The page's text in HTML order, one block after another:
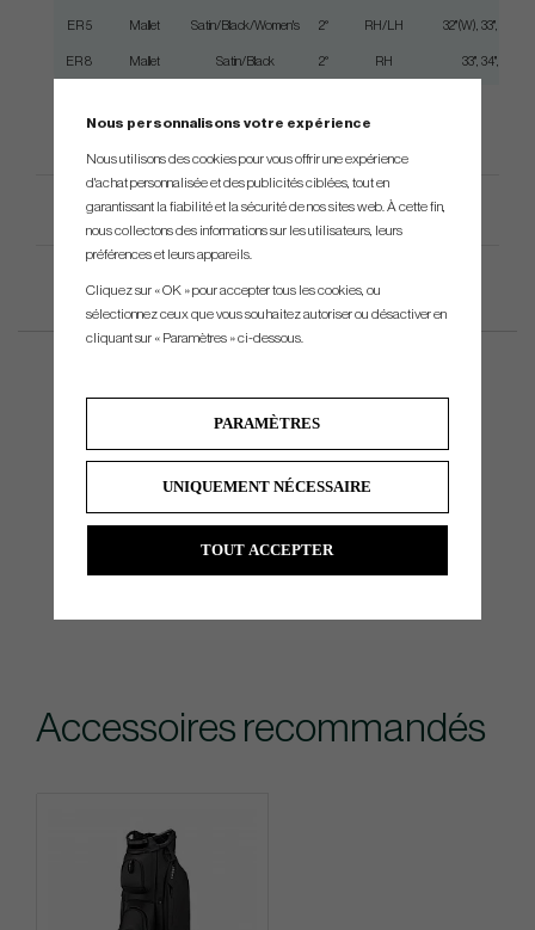
ER 5 Mallet Satin/Black/Women's 2° RH/LH 32"(W), 33", 34", 35"
ER 8 Mallet Satin/Black 2° RH 33", 34", 35"
Spécification du produit
Accessoires recommandés
Nous personnalisons votre expérience
Nous utilisons des cookies pour vous offrir une expérience
d'achat personnalisée et des publicités ciblées, tout en
garantissant la fiabilité et la sécurité de nos sites web. À cette fin,
nous collectons des informations sur les utilisateurs, leurs
préférences et leurs appareils.
Cliquez sur « OK » pour accepter tous les cookies, ou
sélectionnez ceux que vous souhaitez autoriser ou désactiver en
cliquant sur « Paramètres » ci-dessous.
PARAMÈTRES
UNIQUEMENT NÉCESSAIRE
TOUT ACCEPTER